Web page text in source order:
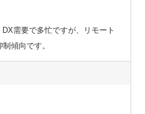
需要で多忙ですが、リモート
傾向です。